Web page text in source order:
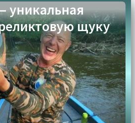
уникальная
щуку